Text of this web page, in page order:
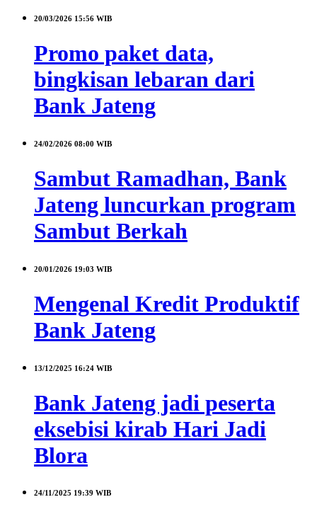
20/03/2026 15:56 WIB
Promo paket data,
bingkisan lebaran dari
Bank Jateng
24/02/2026 08:00 WIB
Sambut Ramadhan, Bank
Jateng luncurkan program
Sambut Berkah
20/01/2026 19:03 WIB
Mengenal Kredit Produktif
Bank Jateng
13/12/2025 16:24 WIB
Bank Jateng jadi peserta
eksebisi kirab Hari Jadi
Blora
24/11/2025 19:39 WIB